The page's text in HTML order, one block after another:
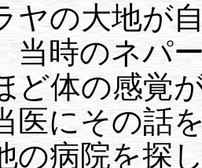
の大地が
当時のネパ
ど体の感覚
医にその話
の病院を探